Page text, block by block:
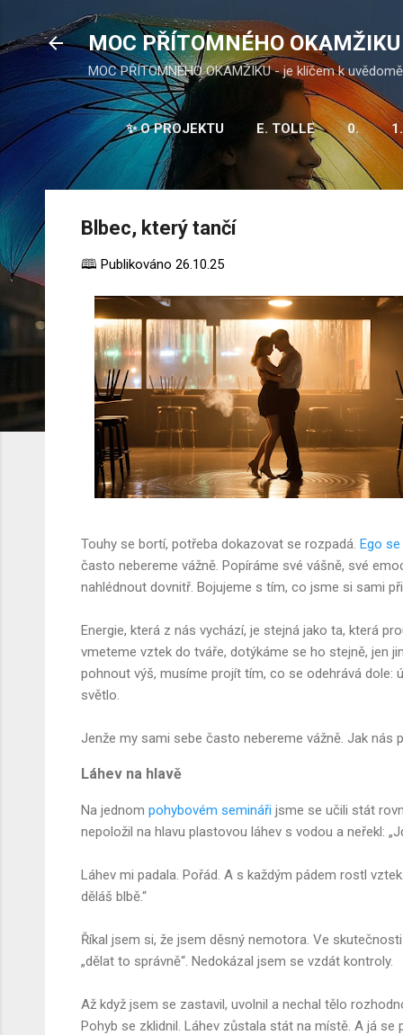
MOC PŘÍTOMNÉHO OKAMŽIKU
MOC PŘÍTOMNÉHO OKAMŽIKU - je klíčem k
✨ O PROJEKTU E. TOLLE 0. 1.
10.
Blbec, který tančí
🕮 Publikováno 26.10.25
Touhy se bortí, potřeba dokazovat se rozpadá. Ego
často nebereme vážně. Popíráme své vášně, své
nahlédnout dovnitř. Bojujeme s tím, co jsme si sami
Energie, která z nás vychází, je stejná jako ta, která
vmeteme vztek do tváře, dotýkáme se ho stejně, jen
pohnout výš, musíme projít tím, co se odehrává dole:
světlo.
Jenže my sami sebe často nebereme vážně. Jak nás
Láhev na hlavě
Na jednom pohybovém semináři jsme se učili stát
nepoložil na hlavu plastovou láhev s vodou a neřekl:
Láhev mi padala. Pořád. A s každým pádem rostl
děláš blbě.“
Říkal jsem si, že jsem děsný nemotora. Ve
„dělat to správně“. Nedokázal jsem se vzdát kontroly.
Až když jsem se zastavil, uvolnil a nechal tělo
Pohyb se zklidnil. Láhev zůstala stát na místě. A já